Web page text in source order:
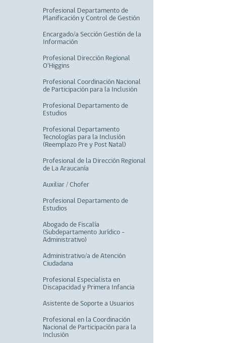
Profesional Departamento de
Planificación y Control de Gestión
Encargado/a Sección Gestión de la
Información
Profesional Dirección Regional
O'Higgins
Profesional Coordinación Nacional
de Participación para la Inclusión
Profesional Departamento de
Estudios
Profesional Departamento
Tecnologías para la Inclusión
(Reemplazo Pre y Post Natal)
Profesional de la Dirección Regional
de La Araucanía
Auxiliar / Chofer
Profesional Departamento de
Estudios
Abogado de Fiscalía
(Subdepartamento Jurídico -
Administrativo)
Administrativo/a de Atención
Ciudadana
Profesional Especialista en
Discapacidad y Primera Infancia
Asistente de Soporte a Usuarios
Profesional en la Coordinación
Nacional de Participación para la
Inclusión